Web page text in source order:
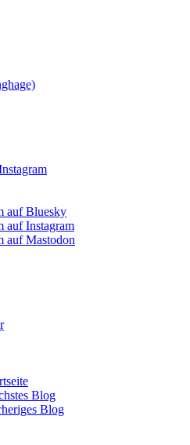
auf Bluesky
auf Instagram
auf Mastodon
Blog
Blog